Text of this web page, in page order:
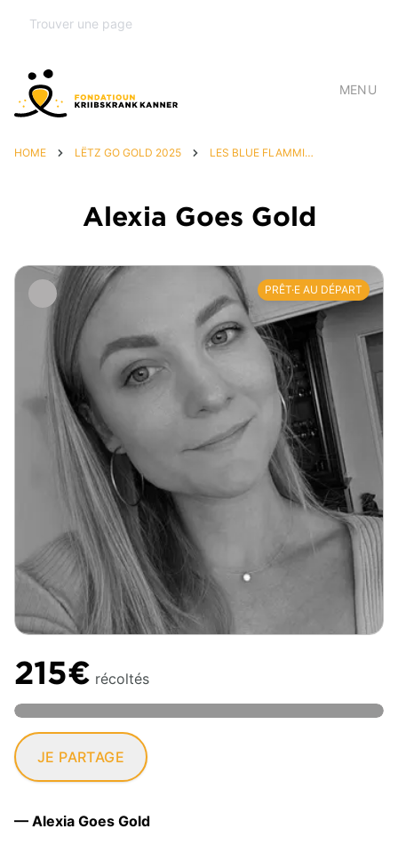
MENU
HOME LËTZ GO GOLD 2025 LES BLUE FLAMMINGOS
Alexia Goes Gold
PRÊT·E AU DÉPART
215€ récoltés
JE PARTAGE
— Alexia Goes Gold